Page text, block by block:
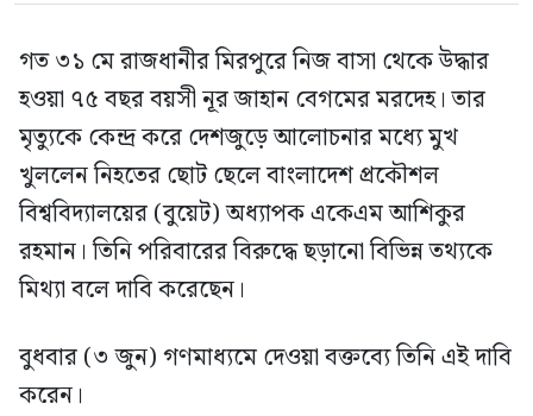
গত ৩১ মে রাজধানীর মিরপুরে নিজ বাসা থেকে উদ্ধার
হওয়া ৭৫ বছর বয়সী নূর জাহান বেগমের মরদেহ। তার
মৃত্যুকে কেন্দ্র করে দেশজুড়ে আলোচনার মধ্যে মুখ
খুললেন নিহতের ছোট ছেলে বাংলাদেশ প্রকৌশল
বিশ্ববিদ্যালয়ের (বুয়েট) অধ্যাপক একেএম আশিকুর
রহমান। তিনি পরিবারের বিরুদ্ধে ছড়ানো বিভিন্ন তথ্যকে
মিথ্যা বলে দাবি করেছেন।
বুধবার (৩ জুন) গণমাধ্যমে দেওয়া বক্তব্যে তিনি এই দাবি
করেন।